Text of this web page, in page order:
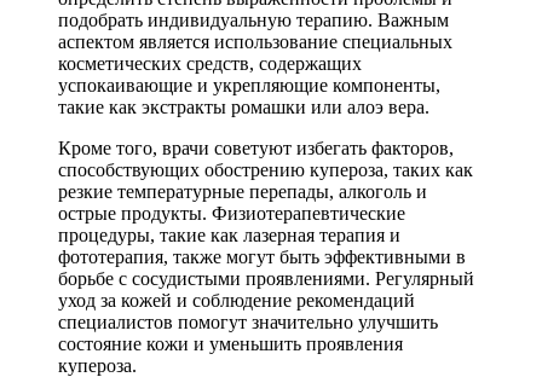
подобрать индивидуальную терапию. Важным
аспектом является использование специальных
косметических средств, содержащих
успокаивающие и укрепляющие компоненты,
такие как экстракты ромашки или алоэ вера.
Кроме того, врачи советуют избегать факторов,
способствующих обострению купероза, таких как
резкие температурные перепады, алкоголь и
острые продукты. Физиотерапевтические
процедуры, такие как лазерная терапия и
фототерапия, также могут быть эффективными в
борьбе с сосудистыми проявлениями. Регулярный
уход за кожей и соблюдение рекомендаций
специалистов помогут значительно улучшить
состояние кожи и уменьшить проявления
купероза.